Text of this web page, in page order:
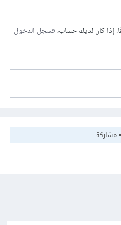
إذا كان لديك حساب،فسجل الدخول
مشاركة